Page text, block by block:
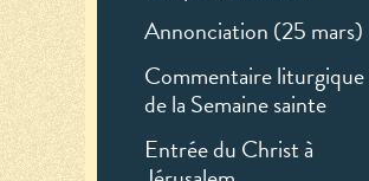
Annonciation (25 mars)
Commentaire liturgique
de la Semaine sainte
Entrée du Christ à